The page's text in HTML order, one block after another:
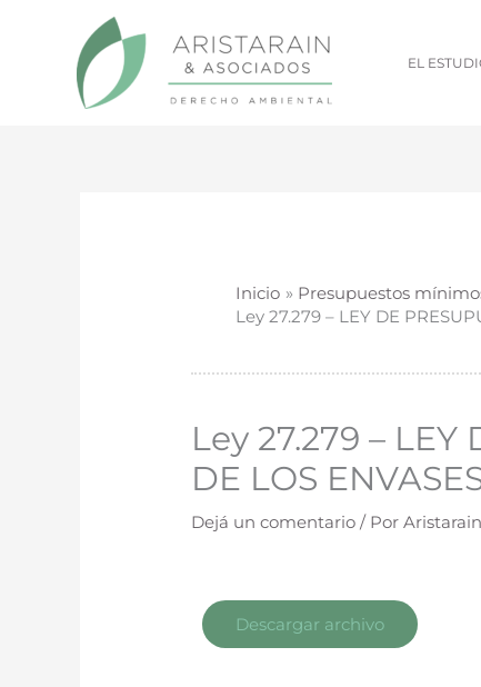
contenido
EL
Inicio
Presupuestos
Ley 27.279 – LEY DE
Ley 27.279 – LEY
DE LOS
Dejá un comentario / Por
Descargar archivo